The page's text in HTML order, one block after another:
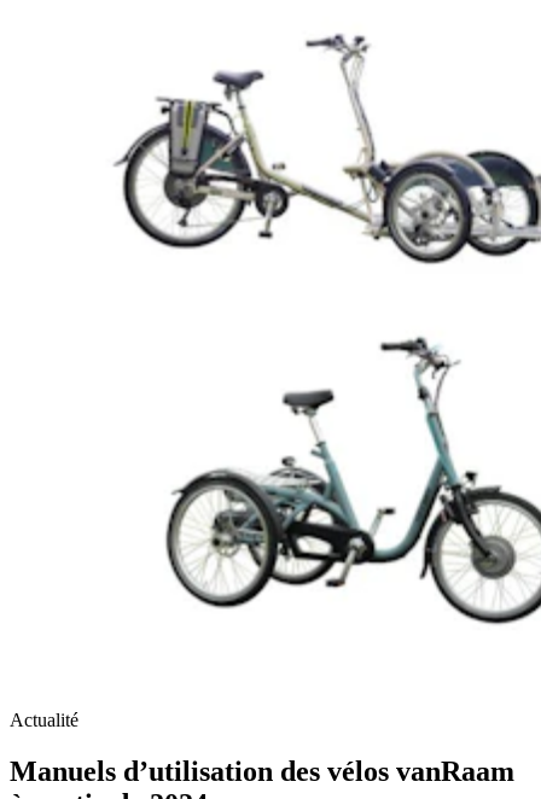
Actualité
Manuels d’utilisation des vélos vanRaam